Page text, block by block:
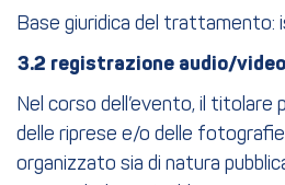
Base giuridica del trattamento:
3.2 registrazione audio/
Nel corso dell’evento, il
delle riprese e/o delle
organizzato sia di natura